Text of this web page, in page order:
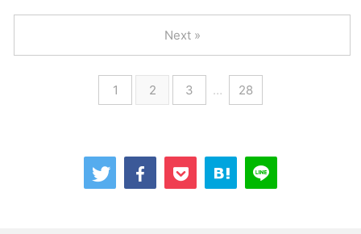
1 2 3 … 28
Next »